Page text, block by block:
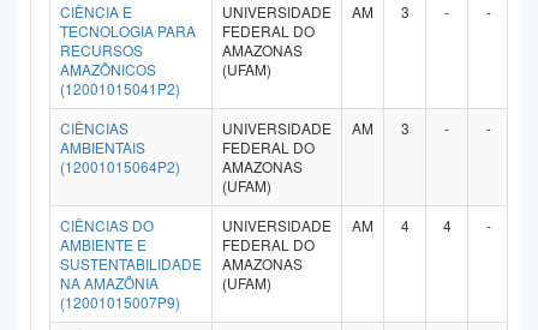
CIÊNCIA E
TECNOLOGIA PARA
RECURSOS
AMAZÔNICOS
(12001015041P2)
UNIVERSIDADE
FEDERAL DO
AMAZONAS
(UFAM)
AM 3 - -
CIÊNCIAS
AMBIENTAIS
(12001015064P2)
UNIVERSIDADE
FEDERAL DO
AMAZONAS
(UFAM)
AM 3 - -
CIÊNCIAS DO
AMBIENTE E
SUSTENTABILIDADE
NA AMAZÔNIA
(12001015007P9)
UNIVERSIDADE
FEDERAL DO
AMAZONAS
(UFAM)
AM 4 4 -